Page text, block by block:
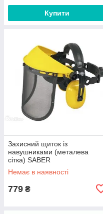
Купити
Захисний щиток із
навушниками (металева
сітка) SABER
Немає в наявності
779 ₴